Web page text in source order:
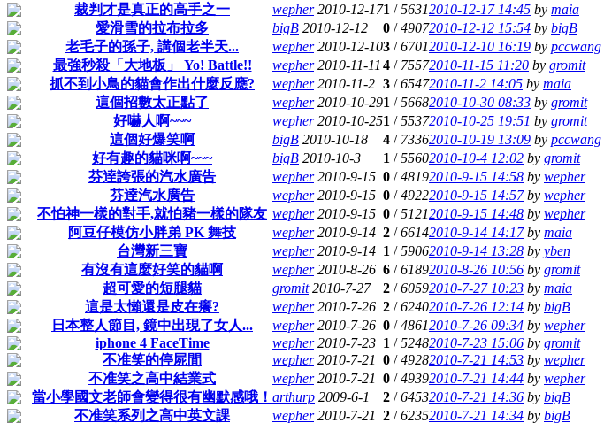
裁判才是真正的高手之一
wepher 2010-12-171 /56312010-12-17 14:45 by maia
愛滑雪的拉布拉多
bigB 2010-12-12 0 /49072010-12-12 15:54 by bigB
老毛子的孫子, 講個老半天...
wepher 2010-12-103 /67012010-12-10 16:19 by pccwang
最強秒殺「大地板」 Yo! Battle!!
wepher 2010-11-11 4 / 75572010-11-15 11:20 by gromit
抓不到小鳥的貓會作出什麼反應?
wepher 2010-11-2 3 /65472010-11-2 14:05 by maia
這個招數太正點了
wepher 2010-10-291 /56682010-10-30 08:33 by gromit
好嚇人啊~~~
wepher 2010-10-251 /55372010-10-25 19:51 by gromit
這個好爆笑啊
bigB 2010-10-18 4 / 73362010-10-19 13:09 by pccwang
好有趣的貓咪啊~~~
bigB 2010-10-3 1 /55602010-10-4 12:02 by gromit
芬逹誇張的汽水廣告
wepher 2010-9-15 0 /48192010-9-15 14:58 by wepher
芬逹汽水廣告
wepher 2010-9-15 0 /49222010-9-15 14:57 by wepher
不怕神一樣的對手,就怕豬一樣的隊友 wepher 2010-9-15 0 /51212010-9-15 14:48 by wepher
阿豆仔模仿小胖弟 PK 舞技
wepher 2010-9-14 2 /66142010-9-14 14:17 by maia
台灣新三寶
wepher 2010-9-14 1 /59062010-9-14 13:28 by yben
有沒有這麼好笑的貓啊
wepher 2010-8-26 6 /61892010-8-26 10:56 by gromit
超可愛的短腿貓
gromit 2010-7-27 2 /60592010-7-27 10:23 by maia
這是太懶還是皮在癢?
wepher 2010-7-26 2 /62402010-7-26 12:14 by bigB
日本整人節目, 鏡中出現了女人...
wepher 2010-7-26 0 /48612010-7-26 09:34 by wepher
iphone 4 FaceTime
wepher 2010-7-23 1 /52482010-7-23 15:06 by gromit
不准笑的停屍間
wepher 2010-7-21 0 /49282010-7-21 14:53 by wepher
不准笑之高中結業式
wepher 2010-7-21 0 /49392010-7-21 14:44 by wepher
當小學國文老師會變得很有幽默感哦！ arthurp 2009-6-1 2 /64532010-7-21 14:36 by bigB
不准笑系列之高中英文課
wepher 2010-7-21 2 /62352010-7-21 14:34 by bigB